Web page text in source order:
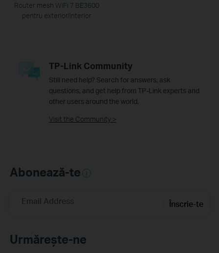
Router mesh WiFi 7 BE3600
pentru exterior/interior
TP-Link Community
Still need help? Search for answers, ask
questions, and get help from TP-Link experts and
other users around the world.
Visit the Community >
Abonează-te
Email Address Înscrie-te
Urmărește-ne